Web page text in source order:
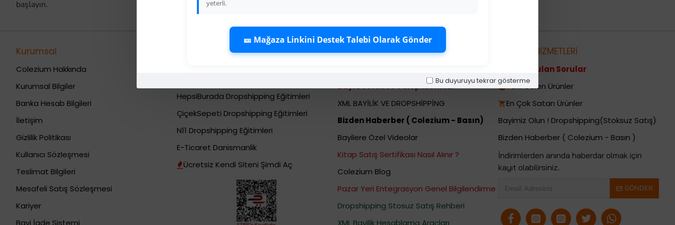
yeterli.
🎫 Mağaza Linkini Destek Talebi Olarak Gönder
Bu duyuruyu tekrar gösterme
başlayın.
Kurumsal
Colezium Hakkında
Kurumsal Bilgiler
Banka Hesab Bilgileri
İletişim
Gizlilik Politikası
Kullanıcı Sözleşmesi
Teslimat Bilgileri
Mesafeli Satış Sözleşmesi
Kariyer
Bayi İade Sistemi
Dropshipping (Stoksuz
HepsiBurada Dropshipping Eğitimleri
ÇiçekSepeti Dropshipping Eğitimleri
N11 Dropshipping Eğitimleri
E-Ticaret Danismanlik
Ücretsiz Kendi Siteni Şimdi Aç
Dropshipping Bayi Hizmetleri
Bayi Destek ve Talep Merkezi
XML BAYİLİK VE DROPSHİPPİNG
Bizden Haberber ( Colezium - Basın)
Bayilere Özel Videolar
Kitap Satış Sertifikası Nasıl Alınır ?
Colezium Blog
Pazar Yeri Entegrasyon Genel Bilgilendirme
Dropshipping Stosuz Satış Rehberi
XML Bayilik Hesablama Araçları
MÜŞTERİ HİZMETLERİ
Sıkça Sorulan Sorular
Yeni Gelen Ürünler
En Çok Satan Ürünler
Bayimiz Olun ! Dropshipping(Stoksuz Satış)
Bizden Haberber ( Colezium - Basın )
İndirimlerden anında haberdar olmak için
kayıt olabilirsiniz..
GÖNDER